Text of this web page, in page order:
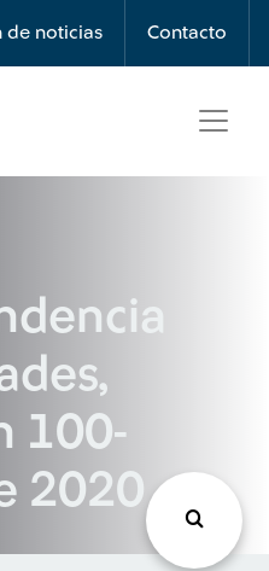
de noticias Contacto
100-
2020